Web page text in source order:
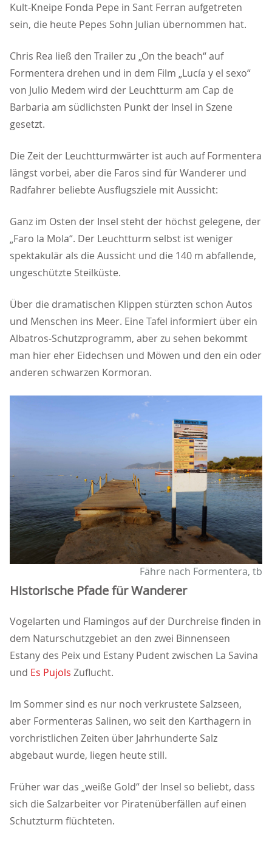
Kult-Kneipe Fonda Pepe in Sant Ferran aufgetreten
sein, die heute Pepes Sohn Julian übernommen hat.
Chris Rea ließ den Trailer zu „On the beach“ auf
Formentera drehen und in dem Film „Lucía y el sexo“
von Julio Medem wird der Leuchtturm am Cap de
Barbaria am südlichsten Punkt der Insel in Szene
gesetzt.
Die Zeit der Leuchtturmwärter ist auch auf Formentera
längst vorbei, aber die Faros sind für Wanderer und
Radfahrer beliebte Ausflugsziele mit Aussicht:
Ganz im Osten der Insel steht der höchst gelegene, der
Faro la Mola“. Der Leuchtturm selbst ist weniger
spektakulär als die Aussicht und die 140 m abfallende,
ungeschützte Steilküste.
Über die dramatischen Klippen stürzten schon Autos
und Menschen ins Meer. Eine Tafel informiert über ein
Albatros-Schutzprogramm, aber zu sehen bekommt
man hier eher Eidechsen und Möwen und den ein oder
anderen schwarzen Kormoran.
Fähre nach Formentera, tb
Historische Pfade für Wanderer
Vogelarten und Flamingos auf der Durchreise finden in
dem Naturschutzgebiet an den zwei Binnenseen
Estany des Peix und Estany Pudent zwischen La Savina
und Es Pujols Zuflucht.
Im Sommer sind es nur noch verkrustete Salzseen,
aber Formenteras Salinen, wo seit den Karthagern in
vorchristlichen Zeiten über Jahrhunderte Salz
abgebaut wurde, liegen heute still.
Früher war das „weiße Gold“ der Insel so beliebt, dass
sich die Salzarbeiter vor Piratenüberfällen auf einen
Schutzturm flüchteten.